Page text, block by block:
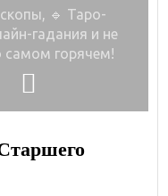
🔹 Таро-
гадания и не
самом горячем!